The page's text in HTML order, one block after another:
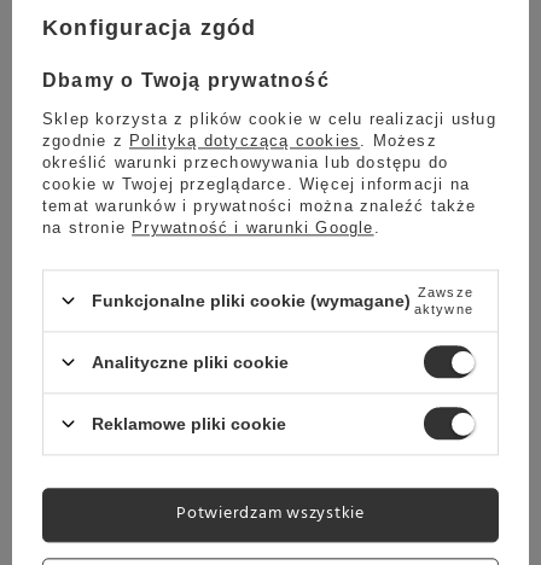
obniżamy ich ceny nawet do 20%.
15 grudnia to Światowy Dzień Herbaty, czyli ważne święto w
Tego dnia nie możemy zapomnieć o celebracji z kubkiem
herbaty w ręku, dlatego przygotowaliśmy dla Was atrakcyjną
ofertę. Przeceniamy Wasze ulubione herbaty Lipton, Loyd,
Pure Leaf, Richmont, Ronnefeldt, The Tea Makers i Vintage
Teas nawet do 20%. Jeżeli nie zdążysz z zakupami w sobotę, to
posiadają już obniżoną cenę, więc do
zakupów nie potrzebujesz kodów
rabatowych.
Herbaty Loyd Tea 5% taniej-->SPRAWDŹ
Herbaty Pure Leaf 5% taniej-->SPRAWDŹ
Konfiguracja zgód
Dbamy o Twoją prywatność
Sklep korzysta z plików cookie w celu realizacji usług
zgodnie z Polityką dotyczącą cookies
. Możesz
określić warunki przechowywania lub dostępu do
cookie w Twojej przeglądarce. Więcej informacji na
temat warunków i prywatności można znaleźć także
na stronie Prywatność i warunki Google
Funkcjonalne pliki cookie (wymagane) Zawsze
aktywne
Analityczne pliki cookie
Reklamowe pliki cookie
Potwierdzam wszystkie